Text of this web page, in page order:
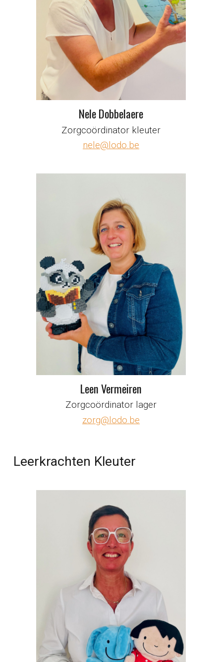
Nele Dobbelaere
Zorgcoördinator kleuter
nele@lodo.be
Leen Vermeiren
Zorgcoördinator lager
zorg@lodo.be
Leerkrachten Kleuter